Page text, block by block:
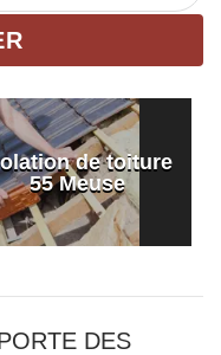
de toiture
55 Meuse
DES